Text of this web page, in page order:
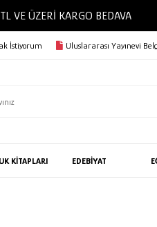
VE ÜZERİ KARGO BEDAVA
İstiyorum Uluslararası Yayınevi
KİTAPLARI EDEBİYAT